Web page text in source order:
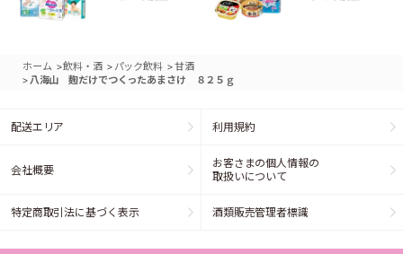
ホーム >飲料・酒 > パック飲料 >甘酒
> 八海山 麹だけでつくったあまさけ ８２５ｇ
配送エリア 利用規約
会社概要
お客さまの個人情報の
取扱いについて
特定商取引法に基づく表示 酒類販売管理者標識